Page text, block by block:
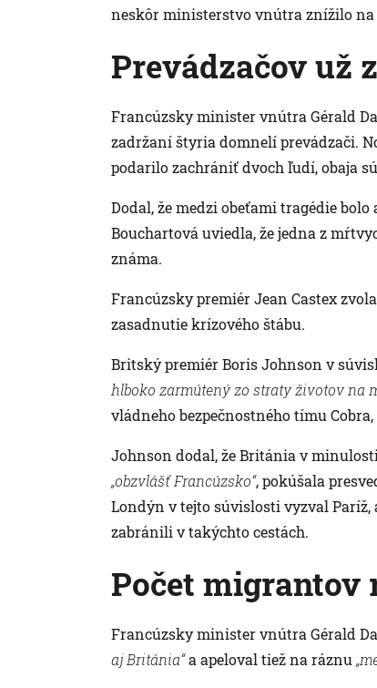
neskôr ministerstvo vnútra znížilo na
Prevádzačov už
Francúzsky minister vnútra Gérald
zadržaní štyria domnelí prevádzači.
podarilo zachrániť dvoch ľudí, obaja
Dodal, že medzi obeťami tragédie
Bouchartová uviedla, že jedna z
známa.
Francúzsky premiér Jean Castex
zasadnutie krízového štábu.
Britský premiér Boris Johnson v
hlboko zarmútený zo straty životov na
vládneho bezpečnostného tímu
Johnson dodal, že Británia v
„obzvlášť Francúzsko“, pokúšala
Londýn v tejto súvislosti vyzval
zabránili v takýchto cestách.
Počet migrantov
Francúzsky minister vnútra Gérald
aj Británia“a apeloval tiež na ráznu